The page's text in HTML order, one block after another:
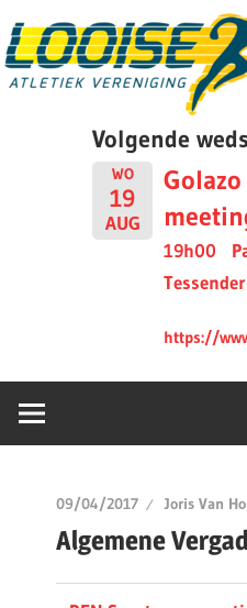
to
content
Volgende
WO
19
AUG
19h00
https://
09/04/2017 Joris Van
Algemene